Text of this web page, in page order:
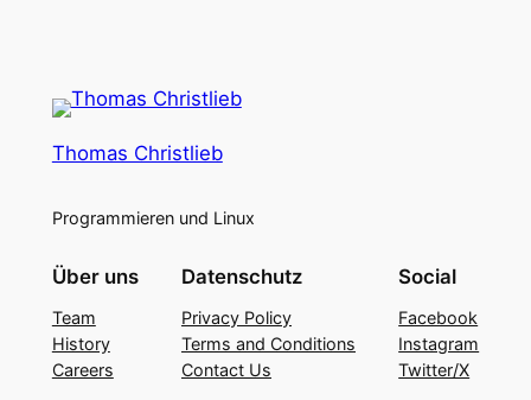
Thomas Christlieb
Programmieren und Linux
Über uns
Team
History
Careers
Datenschutz
Privacy Policy
Terms and Conditions
Contact Us
Social
Facebook
Instagram
Twitter/X